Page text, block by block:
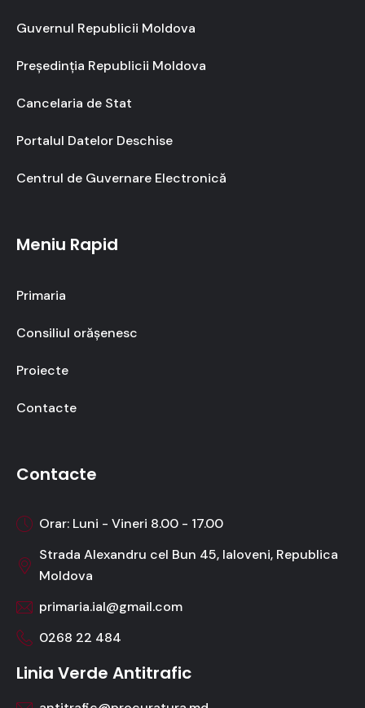
Guvernul Republicii Moldova
Președinția Republicii Moldova
Cancelaria de Stat
Portalul Datelor Deschise
Centrul de Guvernare Electronică
Meniu Rapid
Primaria
Consiliul orășenesc
Proiecte
Contacte
Contacte
Orar: Luni - Vineri 8.00 - 17.00
Strada Alexandru cel Bun 45, Ialoveni, Republica
Moldova
primaria.ial@gmail.com
0268 22 484
Linia Verde Antitrafic